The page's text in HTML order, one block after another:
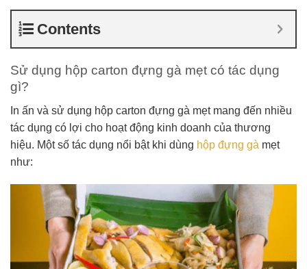
Contents
Sử dụng hộp carton đựng gà mẹt có tác dụng
gì?
In ấn và sử dụng hộp carton đựng gà mẹt mang đến nhiều
tác dụng có lợi cho hoạt động kinh doanh của thương
hiệu. Một số tác dụng nổi bật khi dùng hộp đựng gà mẹt
như: